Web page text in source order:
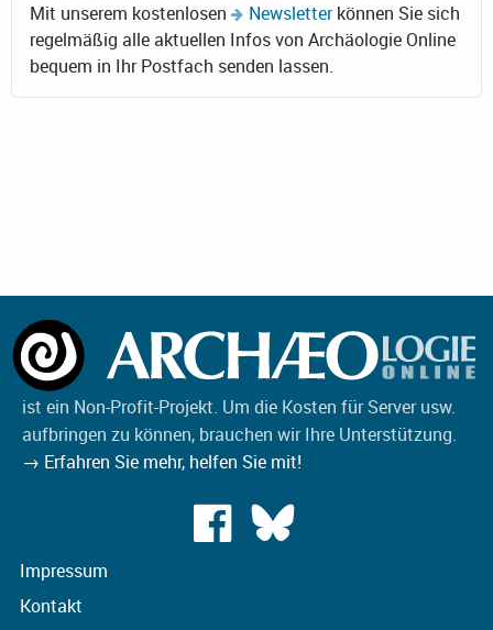
Mit unserem kostenlosen Newsletterkönnen Sie sich
regelmäßig alle aktuellen Infos von Archäologie Online
bequem in Ihr Postfach senden lassen.
ist ein Non-Profit-Projekt. Um die Kosten für Server usw.
aufbringen zu können, brauchen wir Ihre Unterstützung.
→ Erfahren Sie mehr, helfen Sie mit!
Impressum
Kontakt